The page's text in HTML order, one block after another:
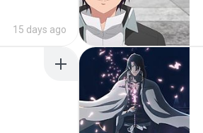
15 days ago